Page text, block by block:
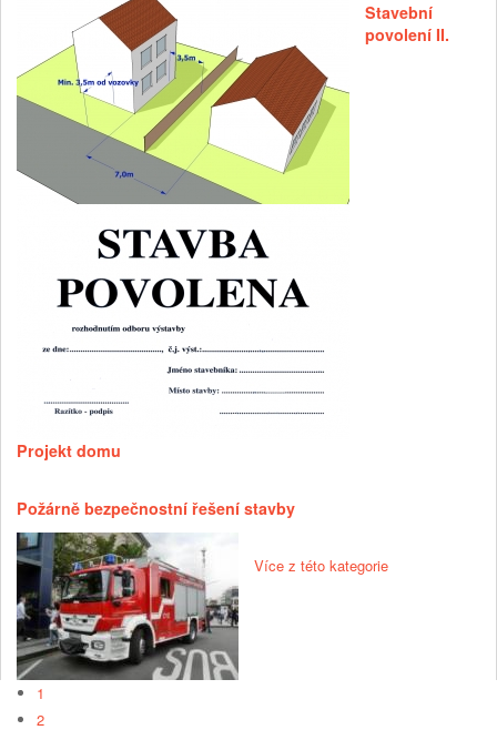
Stavební
povolení II.
Projekt domu
Požárně bezpečnostní řešení stavby
Více z této kategorie
1
2